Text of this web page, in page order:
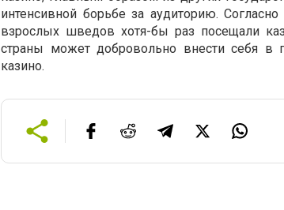
интенсивной борьбе за аудиторию.
взрослых шведов хотя-бы раз посещали
страны может добровольно внести себя в
казино.